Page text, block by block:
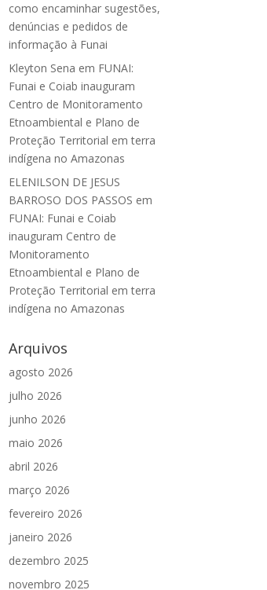
como encaminhar sugestões,
denúncias e pedidos de
informação à Funai
Kleyton Sena em FUNAI:
Funai e Coiab inauguram
Centro de Monitoramento
Etnoambiental e Plano de
Proteção Territorial em terra
indígena no Amazonas
ELENILSON DE JESUS
BARROSO DOS PASSOS em
FUNAI: Funai e Coiab
inauguram Centro de
Monitoramento
Etnoambiental e Plano de
Proteção Territorial em terra
indígena no Amazonas
Arquivos
agosto 2026
julho 2026
junho 2026
maio 2026
abril 2026
março 2026
fevereiro 2026
janeiro 2026
dezembro 2025
novembro 2025